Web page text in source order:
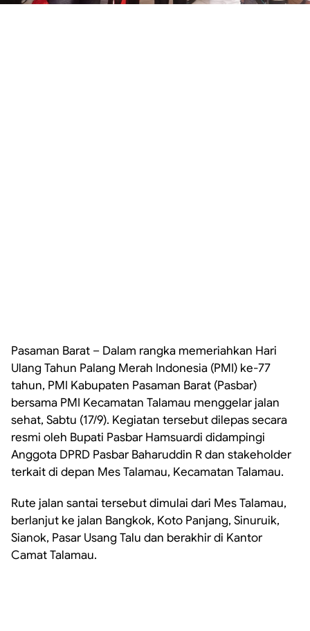
Pasaman Barat – Dalam rangka memeriahkan Hari
Ulang Tahun Palang Merah Indonesia (PMI) ke-77
tahun, PMI Kabupaten Pasaman Barat (Pasbar)
bersama PMI Kecamatan Talamau menggelar jalan
sehat, Sabtu (17/9). Kegiatan tersebut dilepas secara
resmi oleh Bupati Pasbar Hamsuardi didampingi
Anggota DPRD Pasbar Baharuddin R dan stakeholder
terkait di depan Mes Talamau, Kecamatan Talamau.
Rute jalan santai tersebut dimulai dari Mes Talamau,
berlanjut ke jalan Bangkok, Koto Panjang, Sinuruik,
Sianok, Pasar Usang Talu dan berakhir di Kantor
Camat Talamau.